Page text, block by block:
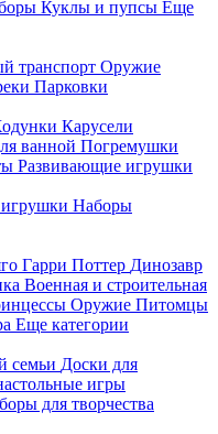
Куклы и пупсы Еще
транспорт Оружие
Парковки
Карусели
ванной Погремушки
Развивающие игрушки
Наборы
Гарри Поттер Динозавр
Военная и строительная
Оружие Питомцы
Еще категории
семьи Доски для
игры
для творчества